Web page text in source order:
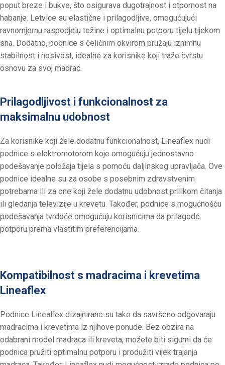
poput breze i bukve, što osigurava dugotrajnost i otpornost na
habanje. Letvice su elastične i prilagodljive, omogućujući
ravnomjernu raspodjelu težine i optimalnu potporu tijelu tijekom
sna. Dodatno, podnice s čeličnim okvirom pružaju iznimnu
stabilnost i nosivost, idealne za korisnike koji traže čvrstu
osnovu za svoj madrac.​
Prilagodljivost i funkcionalnost za
maksimalnu udobnost
Za korisnike koji žele dodatnu funkcionalnost, Lineaflex nudi
podnice s elektromotorom koje omogućuju jednostavno
podešavanje položaja tijela s pomoću daljinskog upravljača. Ove
podnice idealne su za osobe s posebnim zdravstvenim
potrebama ili za one koji žele dodatnu udobnost prilikom čitanja
ili gledanja televizije u krevetu. Također, podnice s mogućnošću
podešavanja tvrdoće omogućuju korisnicima da prilagode
potporu prema vlastitim preferencijama.​
Kompatibilnost s madracima i krevetima
Lineaflex
Podnice Lineaflex dizajnirane su tako da savršeno odgovaraju
madracima i krevetima iz njihove ponude. Bez obzira na
odabrani model madraca ili kreveta, možete biti sigurni da će
podnica pružiti optimalnu potporu i produžiti vijek trajanja